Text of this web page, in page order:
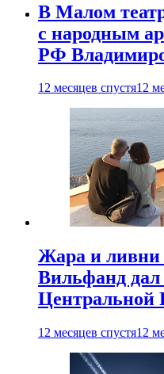
В Малом
с народным
РФ
12 месяцев спустя12
Жара и ливни
Вильфанд дал
Центральной
12 месяцев спустя12